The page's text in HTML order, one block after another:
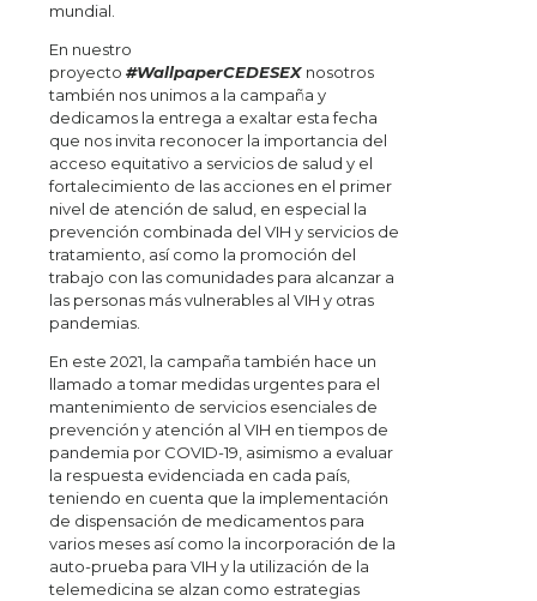
mundial.
En nuestro
proyecto #WallpaperCEDESEX nosotros
también nos unimos a la campaña y
dedicamos la entrega a exaltar esta fecha
que nos invita reconocer la importancia del
acceso equitativo a servicios de salud y el
fortalecimiento de las acciones en el primer
nivel de atención de salud, en especial la
prevención combinada del VIH y servicios de
tratamiento, así como la promoción del
trabajo con las comunidades para alcanzar a
las personas más vulnerables al VIH y otras
pandemias.
En este 2021, la campaña también hace un
llamado a tomar medidas urgentes para el
mantenimiento de servicios esenciales de
prevención y atención al VIH en tiempos de
pandemia por COVID-19, asimismo a evaluar
la respuesta evidenciada en cada país,
teniendo en cuenta que la implementación
de dispensación de medicamentos para
varios meses así como la incorporación de la
auto-prueba para VIH y la utilización de la
telemedicina se alzan como estrategias